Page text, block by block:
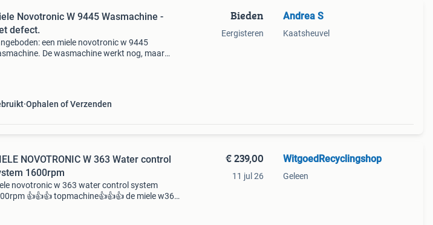
Novotronic W 9445 Wasmachine -
defect.
een miele novotronic w 9445
​De wasmachine werkt nog, maar
Ophalen of Verzenden
Bieden
Eergisteren
Andrea S
Kaatsheuvel
NOVOTRONIC W 363 Water control
1600rpm
novotronic w 363 water control system
👍👍👍 topmachine👍👍👍 de miele w363
€ 239,00
11 jul 26
WitgoedRecyclingshop
Geleen